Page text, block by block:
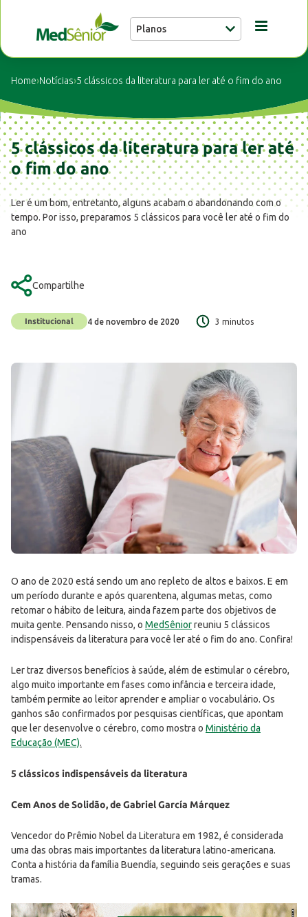
Planos
Unidades
Notícias
Home›Notícias›5 clássicos da literatura para ler até o fim do ano
5 clássicos da literatura para ler até
o fim do ano
Ler é um bom, entretanto, alguns acabam o abandonando com o
tempo. Por isso, preparamos 5 clássicos para você ler até o fim do
ano
Compartilhe
4 de novembro de 2020 3 minutos
Institucional
O ano de 2020 está sendo um ano repleto de altos e baixos. E em
um período durante e após quarentena, algumas metas, como
retomar o hábito de leitura, ainda fazem parte dos objetivos de
muita gente. Pensando nisso, o MedSêniorreuniu 5 clássicos
indispensáveis da literatura para você ler até o fim do ano. Confira!
Ler traz diversos benefícios à saúde, além de estimular o cérebro,
algo muito importante em fases como infância e terceira idade,
também permite ao leitor aprender e ampliar o vocabulário. Os
ganhos são confirmados por pesquisas científicas, que apontam
que ler desenvolve o cérebro, como mostra o Ministério da
Educação (MEC).
5 clássicos indispensáveis da literatura
Cem Anos de Solidão, de Gabriel García Márquez
Vencedor do Prêmio Nobel da Literatura em 1982, é considerada
uma das obras mais importantes da literatura latino-americana.
Conta a história da família Buendía, seguindo seis gerações e suas
tramas.